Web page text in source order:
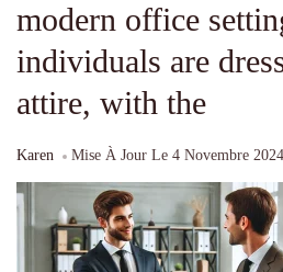
modern office
individuals are
attire, with the
Karen Mise À Jour Le 4 Novembre 2024